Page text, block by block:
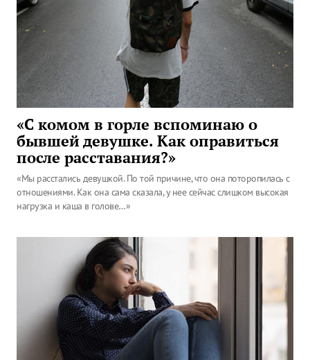
«С комом в горле вспоминаю о
бывшей девушке. Как оправиться
после расставания?»
«Мы расстались девушкой. По той причине, что она поторопилась с
отношениями. Как она сама сказала, у нее сейчас слишком высокая
нагрузка и каша в голове…»